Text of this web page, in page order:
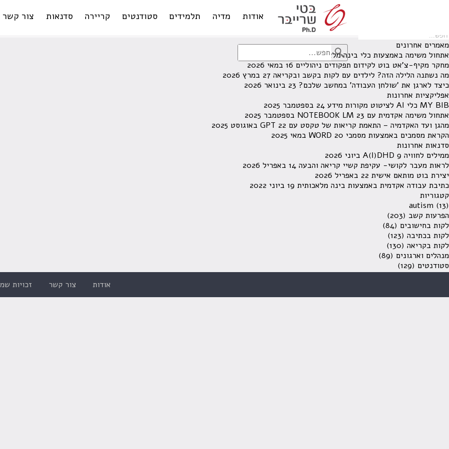
אודות מדיה תלמידים סטודנטים קריירה סדנאות צור קשר
לא נמצאו תוצאות תחת קטגוריה זו.
מחפש משהו מסויים? השתמש בחיפוש
מאמרים אחרונים
אתחול משימה באמצעות כלי בינה מלאכותית
מחקר מקיף-צ'אט בוט לקידום תפקודים ניהוליים 16 במאי 2026
מה נשתנה הלילה הזה? לילדים עם לקות בקשב ובקריאה 27 במרץ 2026
כיצד לארגן את 'שולחן העבודה' במחשב שלכם? 23 בינואר 2026
אפליקציות אחרונות
MY BIB כלי AI לציטוט מקורות מידע
24 בספטמבר 2025
אתחול משימה אקדמית עם NOTEBOOK LM 23 בספטמבר 2025
מהגן ועד האקדמיה – התאמת קריאות של טקסט עם GPT 22 באוגוסט 2025
הקראת מסמכים באמצעות מסמכי WORD 20 במאי 2025
סדנאות אחרונות
ממילים לחוויה A(I)DHD 9 ביוני 2026
לראות מעבר לקושי- עקיפת קשיי קריאה והבעה 14 באפריל 2026
יצירת בוט מותאם אישית 22 באפריל 2026
כתיבת עבודה אקדמית באמצעות בינה מלאכותית 19 ביוני 2022
קטגוריות
autism (13)
הפרעות קשב (203)
לקות בחישובים (84)
לקות בכתיבה (123)
לקות בקריאה (130)
מנהלים וארגונים (89)
סטודנטים (129)
אודות
צור קשר זכויות